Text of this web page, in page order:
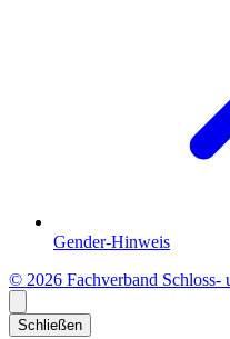
Gender-Hinweis
© 2026 Fachverband Schloss-
Schließen